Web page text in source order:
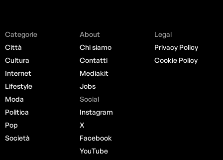
Categorie
Città
Cultura
Internet
Lifestyle
Moda
Politica
Pop
Società
About
Chi siamo
Contatti
Mediakit
Jobs
Social
Instagram
X
Facebook
YouTube
Legal
Privacy Policy
Cookie Policy